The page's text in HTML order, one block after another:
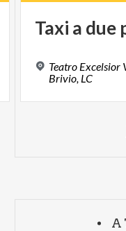
Taxi a due
Teatro Excelsior
Brivio, LC